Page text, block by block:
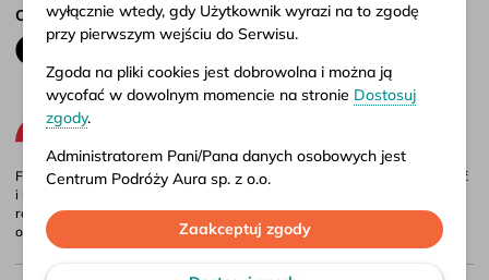
Obserwuj nas
Firma Aura jest administratorem portalu bilety.pl, gdzie możesz porównać
i kupić bilety autokarowe krajowe i międzynarodowe online. Bilety są
również dostępne w naszych biurach stacjonarnych – adresy i godziny
otwarcia znajdziesz w
punktach sprzedaży.
wyłącznie wtedy, gdy Użytkownik wyrazi na to zgodę
przy pierwszym wejściu do Serwisu.
Zgoda na pliki cookies jest dobrowolna i można ją
wycofać w dowolnym momencie na stronie Dostosuj
zgody.
Administratorem Pani/Pana danych osobowych jest
Centrum Podróży Aura sp. z o.o.
Więcej informacji o przetwarzaniu danych osobowych
oraz korzystaniu przez Serwis z plików cookies
Zaakceptuj zgody